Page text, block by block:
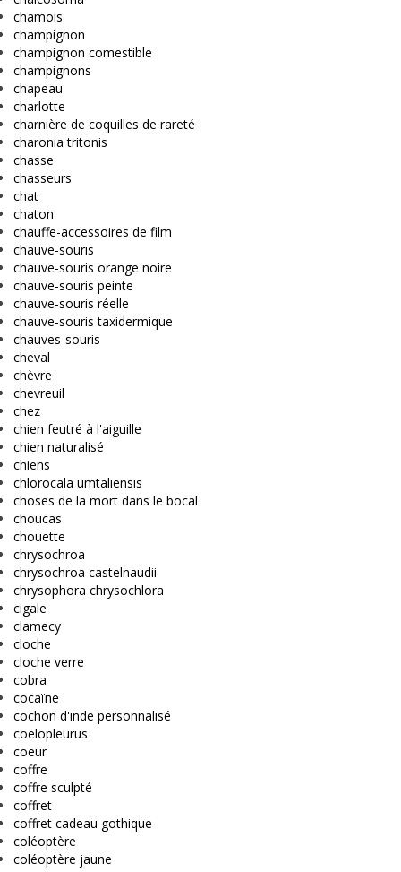
chamois
champignon
champignon comestible
champignons
chapeau
charlotte
charnière de coquilles de rareté
charonia tritonis
chasse
chasseurs
chat
chaton
chauffe-accessoires de film
chauve-souris
chauve-souris orange noire
chauve-souris peinte
chauve-souris réelle
chauve-souris taxidermique
chauves-souris
cheval
chèvre
chevreuil
chez
chien feutré à l'aiguille
chien naturalisé
chiens
chlorocala umtaliensis
choses de la mort dans le bocal
choucas
chouette
chrysochroa
chrysochroa castelnaudii
chrysophora chrysochlora
cigale
clamecy
cloche
cloche verre
cobra
cocaïne
cochon d'inde personnalisé
coelopleurus
coeur
coffre
coffre sculpté
coffret
coffret cadeau gothique
coléoptère
coléoptère jaune